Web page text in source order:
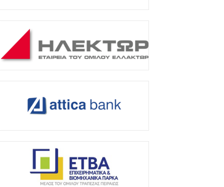
πυρκαγιάς
Αυγούστου 2026
Αυγούστου 2026
Μητσοτάκης: Η είσοδος της Meridiam
μια πολύ ισχυρή ψήφο
στον ενεργειακό...
Αυγούστου 2026